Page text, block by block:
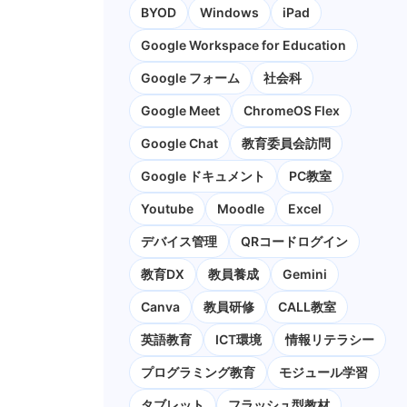
BYOD Windows iPad
Google Workspace for Education
Google フォーム 社会科
Google Meet ChromeOS Flex
Google Chat 教育委員会訪問
Google ドキュメント PC教室
Youtube Moodle Excel
デバイス管理 QRコードログイン
教育DX 教員養成 Gemini
Canva 教員研修 CALL教室
英語教育 ICT環境 情報リテラシー
プログラミング教育 モジュール学習